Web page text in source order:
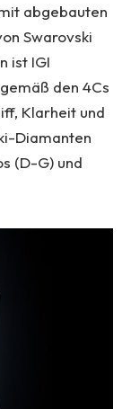
abgebauten
Swarovski
ist IGI
den 4Cs
Klarheit und
Diamanten
(D-G) und